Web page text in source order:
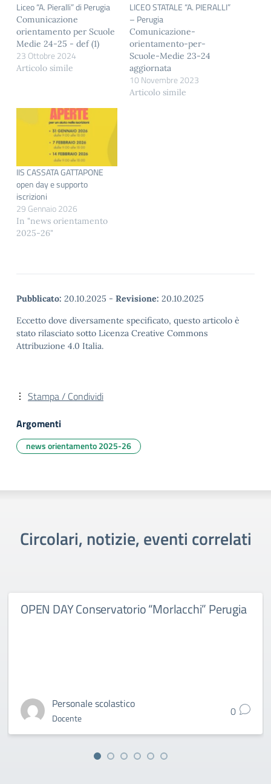
Liceo “A. Pieralli” di Perugia
Comunicazione
orientamento per Scuole
Medie 24-25 - def (1)
23 Ottobre 2024
Articolo simile
LICEO STATALE “A. PIERALLI”
– Perugia
Comunicazione-
orientamento-per-
Scuole-Medie 23-24
aggiornata
10 Novembre 2023
Articolo simile
IIS CASSATA GATTAPONE
open day e supporto
iscrizioni
29 Gennaio 2026
In "news orientamento
2025-26"
Pubblicato: 20.10.2025 - Revisione: 20.10.2025
Eccetto dove diversamente specificato, questo articolo è
stato rilasciato sotto Licenza Creative Commons
Attribuzione 4.0 Italia.
Stampa / Condividi
Argomenti
news orientamento 2025-26
Circolari, notizie, eventi correlati
OPEN DAY Conservatorio “Morlacchi” Perugia
Personale scolastico
Docente 0